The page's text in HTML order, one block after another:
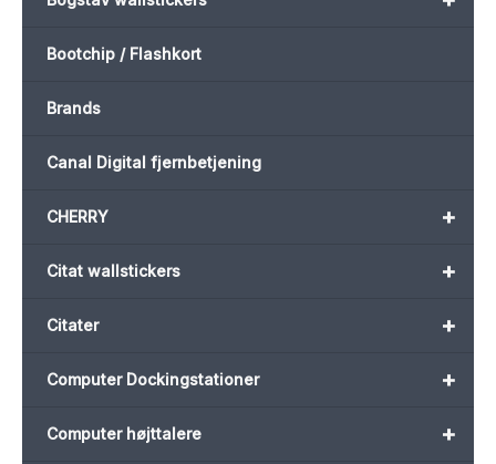
Bootchip / Flashkort
Brands
Canal Digital fjernbetjening
+
CHERRY
+
Citat wallstickers
+
Citater
+
Computer Dockingstationer
+
Computer højttalere